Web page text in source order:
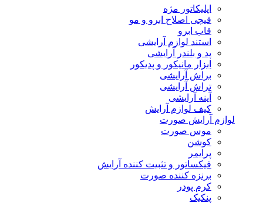
اپلیکاتور مژه
قیچی اصلاح ابرو و مو
قاب ابرو
استند لوازم آرایشی
پد و بلندر آرایشی
ابزار مانیکور و پدیکور
براش آرایشی
تراش آرایشی
آینه آرایشی
کیف لوازم آرایش
لوازم آرایش صورت
موس صورت
کوشن
پرایمر
فیکساتور و تثبیت کننده آرایش
برنزه کننده صورت
کرم پودر
پنکیک